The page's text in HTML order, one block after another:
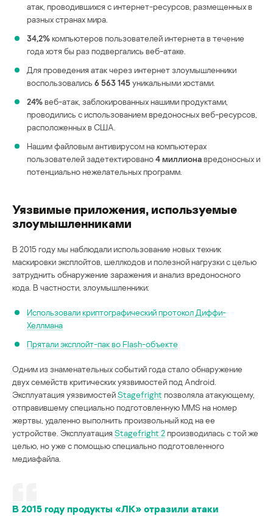
атак, проводившихся с интернет-ресурсов, размещенных в
разных странах мира.
34,2%компьютеров пользователей интернета в течение
года хотя бы раз подвергались веб-атаке.
Для проведения атак через интернет злоумышленники
воспользовались 6 563 145уникальными хостами.
24%веб-атак, заблокированных нашими продуктами,
проводились с использованием вредоносных веб-ресурсов,
расположенных в США.
Нашим файловым антивирусом на компьютерах
пользователей задетектировано4 миллионавредоносных и
потенциально нежелательных программ.
Уязвимые приложения, используемые
злоумышленниками
В 2015 году мы наблюдали использование новых техник
маскировки эксплойтов, шеллкодов и полезной нагрузки с целью
затруднить обнаружение заражения и анализ вредоносного
кода. В частности, злоумышленники:
Использовали криптографический протокол Диффи-
Хеллмана
Прятали эксплойт-пак во Flash-объекте
Одним из знаменательных событий года стало обнаружение
двух семейств критических уязвимостей под Android.
Эксплуатация уязвимостейStagefright позволяла атакующему,
отправившему специально подготовленную MMS на номер
жертвы, удаленно выполнить произвольный код на ее
устройстве. Эксплуатация Stagefright 2производилась с той же
целью, но уже с помощью специально подготовленного
медиафайла.
В 2015 году продукты «ЛК» отразили атаки